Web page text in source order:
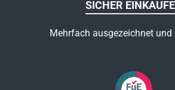
SICHER
Mehrfach ausgezeichnet und